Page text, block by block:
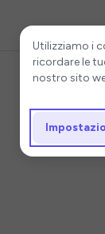
Utilizziamo i
ricordare le
nostro sito